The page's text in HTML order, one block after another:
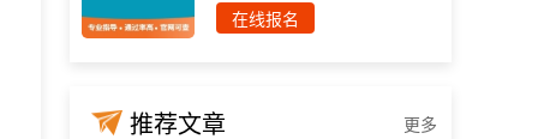
在线报名
推荐文章 更多